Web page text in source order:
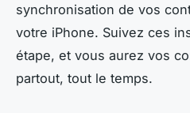
synchronisation de vos
votre iPhone. Suivez ces
étape, et vous aurez vos
partout, tout le temps.